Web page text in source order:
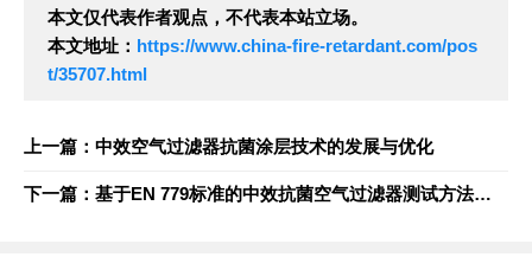
本文仅代表作者观点，不代表本站立场。
本文地址： https://www.china-fire-retardant.com/pos
t/35707.html
上一篇：中效空气过滤器抗菌涂层技术的发展与优化
下一篇：基于EN 779标准的中效抗菌空气过滤器测试方法解析